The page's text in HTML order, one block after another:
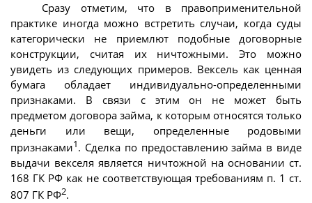
Сразу отметим, что в правоприменительной
практике иногда можно встретить случаи, когда суды
категорически не приемлют подобные договорные
конструкции, считая их ничтожными. Это можно
увидеть из следующих примеров. Вексель как ценная
бумага обладает индивидуально-определенными
признаками. В связи с этим он не может быть
предметом договора займа, к которым относятся только
деньги или вещи, определенные родовыми
признаками1. Сделка по предоставлению займа в виде
выдачи векселя является ничтожной на основании ст.
168 ГК РФ как не соответствующая требованиям п. 1 ст.
807 ГК РФ2.